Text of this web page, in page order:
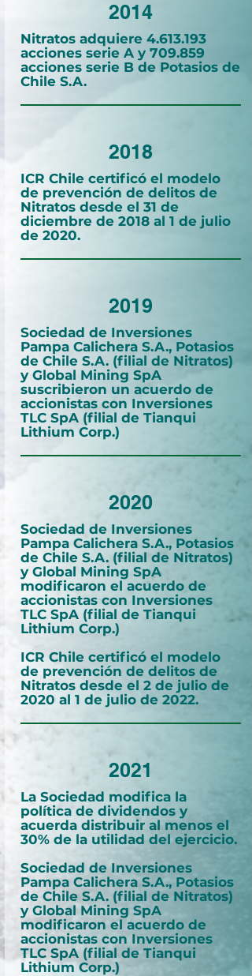
2014
Nitratos adquiere 4.613.193
acciones serie A y 709.859
acciones serie B de Potasios de
Chile S.A.
2018
ICR Chile certificó el modelo
de prevención de delitos de
Nitratos desde el 31 de
diciembre de 2018 al 1 de julio
de 2020.
2019
Sociedad de Inversiones
Pampa Calichera S.A., Potasios
de Chile S.A. (filial de Nitratos)
y Global Mining SpA
suscribieron un acuerdo de
accionistas con Inversiones
TLC SpA (filial de Tianqui
Lithium Corp.)
2020
Sociedad de Inversiones
Pampa Calichera S.A., Potasios
de Chile S.A. (filial de Nitratos)
y Global Mining SpA
modificaron el acuerdo de
accionistas con Inversiones
TLC SpA (filial de Tianqui
Lithium Corp.)
ICR Chile certificó el modelo
de prevención de delitos de
Nitratos desde el 2 de julio de
2020 al 1 de julio de 2022.
2021
La Sociedad modifica la
política de dividendos y
acuerda distribuir al menos el
30% de la utilidad del ejercicio.
Sociedad de Inversiones
Pampa Calichera S.A., Potasios
de Chile S.A. (filial de Nitratos)
y Global Mining SpA
modificaron el acuerdo de
accionistas con Inversiones
TLC SpA (filial de Tianqui
Lithium Corp.)